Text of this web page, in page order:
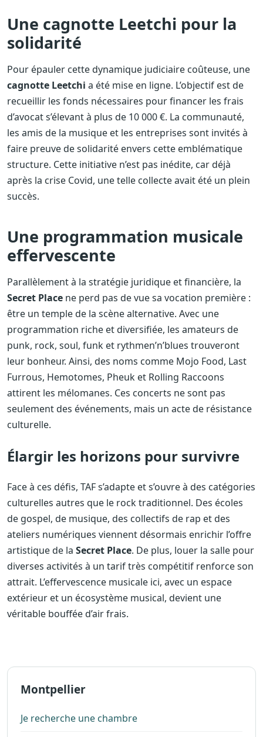
Une cagnotte Leetchi pour la
solidarité
Pour épauler cette dynamique judiciaire coûteuse, une
cagnotte Leetchi a été mise en ligne. L’objectif est de
recueillir les fonds nécessaires pour financer les frais
d’avocat s’élevant à plus de 10 000 €. La communauté,
les amis de la musique et les entreprises sont invités à
faire preuve de solidarité envers cette emblématique
structure. Cette initiative n’est pas inédite, car déjà
après la crise Covid, une telle collecte avait été un plein
succès.
Une programmation musicale
effervescente
Parallèlement à la stratégie juridique et financière, la
Secret Place ne perd pas de vue sa vocation première :
être un temple de la scène alternative. Avec une
programmation riche et diversifiée, les amateurs de
punk, rock, soul, funk et rythmen’n’blues trouveront
leur bonheur. Ainsi, des noms comme Mojo Food, Last
Furrous, Hemotomes, Pheuk et Rolling Raccoons
attirent les mélomanes. Ces concerts ne sont pas
seulement des événements, mais un acte de résistance
culturelle.
Élargir les horizons pour survivre
Face à ces défis, TAF s’adapte et s’ouvre à des catégories
culturelles autres que le rock traditionnel. Des écoles
de gospel, de musique, des collectifs de rap et des
ateliers numériques viennent désormais enrichir l’offre
artistique de la Secret Place. De plus, louer la salle pour
diverses activités à un tarif très compétitif renforce son
attrait. L’effervescence musicale ici, avec un espace
extérieur et un écosystème musical, devient une
véritable bouffée d’air frais.
Montpellier
Je recherche une chambre